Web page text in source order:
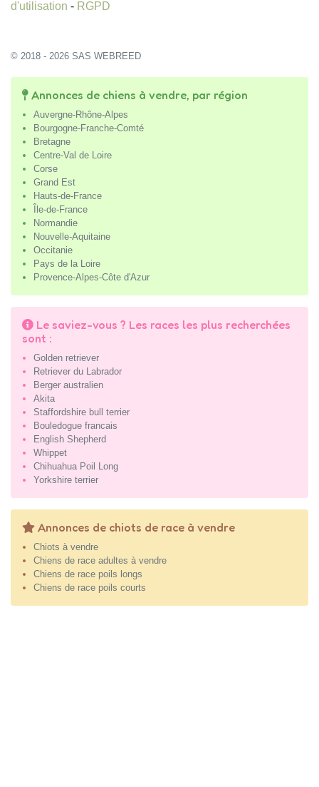
d'utilisation - RGPD
© 2018 - 2026 SAS WEBREED
Annonces de chiens à vendre, par région
Auvergne-Rhône-Alpes
Bourgogne-Franche-Comté
Bretagne
Centre-Val de Loire
Corse
Grand Est
Hauts-de-France
Île-de-France
Normandie
Nouvelle-Aquitaine
Occitanie
Pays de la Loire
Provence-Alpes-Côte d'Azur
Le saviez-vous ? Les races les plus recherchées
sont :
Golden retriever
Retriever du Labrador
Berger australien
Akita
Staffordshire bull terrier
Bouledogue francais
English Shepherd
Whippet
Chihuahua Poil Long
Yorkshire terrier
Annonces de chiots de race à vendre
Chiots à vendre
Chiens de race adultes à vendre
Chiens de race poils longs
Chiens de race poils courts